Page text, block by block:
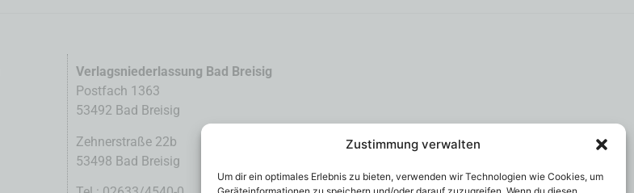
Zustimmung verwalten
Um dir ein optimales Erlebnis zu bieten, verwenden wir Technologien wie Cookies, um
Verlagsniederlassung Bad Breisig
Postfach 1363
53492 Bad Breisig
Zehnerstraße 22b
53498 Bad Breisig